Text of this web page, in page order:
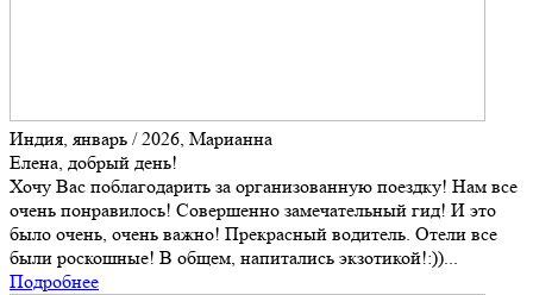
Индия, январь / 2026, Марианна
Елена, добрый день!
Хочу Вас поблагодарить за организованную поездку! Нам все
очень понравилось! Совершенно замечательный гид! И это
было очень, очень важно! Прекрасный водитель. Отели все
были роскошные! В общем, напитались экзотикой!:))...
Подробнее